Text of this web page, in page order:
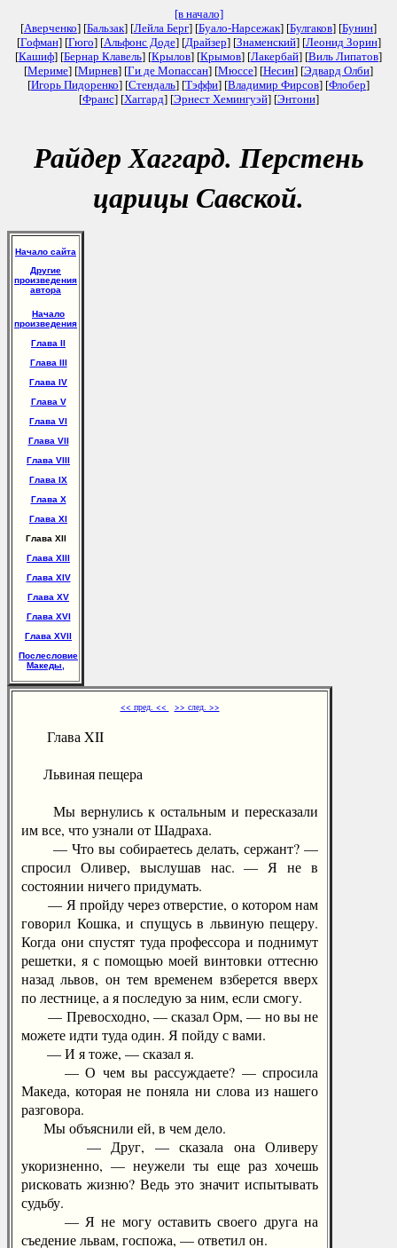
[в начало]
[Аверченко] [Бальзак] [Лейла Берг] [Буало-Нарсежак] [Булгаков] [Бунин]
[Гофман] [Гюго] [Альфонс Доде] [Драйзер] [Знаменский] [Леонид Зорин]
[Кашиф] [Бернар Клавель] [Крылов] [Крымов] [Лакербай] [Виль Липатов]
[Мериме] [Мирнев] [Ги де Мопассан] [Мюссе] [Несин] [Эдвард Олби]
[Игорь Пидоренко] [Стендаль] [Тэффи] [Владимир Фирсов] [Флобер]
[Франс] [Хаггард] [Эрнест Хемингуэй] [Энтони]
Райдер Хаггард. Перстень
царицы Савской.
Начало сайта
Другие
произведения
автора
Начало
произведения
Глава II
Глава III
Глава IV
Глава V
Глава VI
Глава VII
Глава VIII
Глава IX
Глава X
Глава XI
Глава XII
Глава XIII
Глава XIV
Глава XV
Глава XVI
Глава XVII
Послесловие
Македы,
<< пред. << >> след. >>
Глава XII
Львиная пещера
Мы вернулись к остальным и пересказали
им все, что узнали от Шадраха.
— Что вы собираетесь делать, сержант? —
спросил Оливер, выслушав нас. — Я не в
состоянии ничего придумать.
— Я пройду через отверстие, о котором нам
говорил Кошка, и спущусь в львиную пещеру.
Когда они спустят туда профессора и поднимут
решетки, я с помощью моей винтовки оттесню
назад львов, он тем временем взберется вверх
по лестнице, а я последую за ним, если смогу.
— Превосходно, — сказал Орм, — но вы не
можете идти туда один. Я пойду с вами.
— И я тоже, — сказал я.
— О чем вы рассуждаете? — спросила
Македа, которая не поняла ни слова из нашего
разговора.
Мы объяснили ей, в чем дело.
— Друг, — сказала она Оливеру
укоризненно, — неужели ты еще раз хочешь
рисковать жизню? Ведь это значит испытывать
судьбу.
— Я не могу оставить своего друга на
съедение львам, госпожа, — ответил он.